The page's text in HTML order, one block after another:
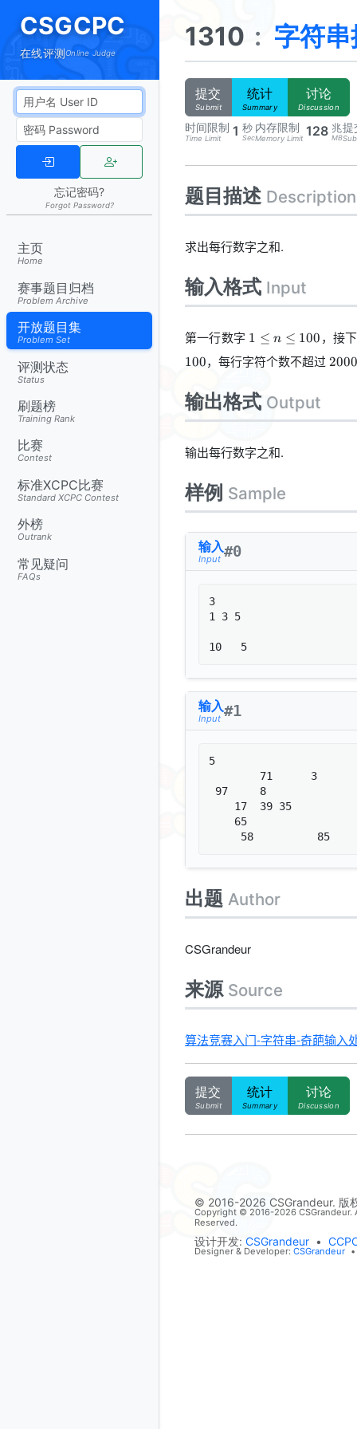
CSGCPC
在线评测Online Judge
忘记密码?
Forgot Password?
主页
Home
赛事题目归档
Problem Archive
开放题目集
Problem Set
评测状态
Status
刷题榜
Training Rank
比赛
Contest
标准XCPC比赛
Standard XCPC Contest
外榜
Outrank
常见疑问
FAQs
1310 : 字符
提交
Submit
统计
Summary
讨论
Discussion
时间限制
Time Limit 1 秒
Sec
内存限制
Memory Limit 128 兆
MB
提
题目描述 Description
求出每行数字之和.
输入格式 Input
第一行数字 1
\leq
n
100
1 ≤ n ≤ 100 ，接
100，每行字符个数不超过
输出格式 Output
输出每行数字之和.
样例 Sample
输入
Input #0
3
1 3 5
10   5
输入
Input #1
5
出题 Author
CSGrandeur
来源 Source
算法竞赛入门-字符串-奇葩输入
提交
Submit
统计
Summary
讨论
Discussion
© 2016-2026 CSGrandeur. 版
Copyright © 2016-2026 CSGrandeur.
Reserved.
设计开发: CSGrandeur •
Designer & Developer: CSGrandeur •